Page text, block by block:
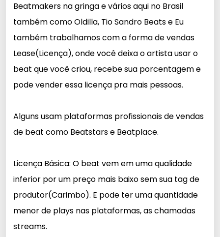
Beatmakers na gringa e vários aqui no Brasil
também como Oldilla, Tio Sandro Beats e Eu
também trabalhamos com a forma de vendas
Lease(Licença), onde você deixa o artista usar o
beat que você criou, recebe sua porcentagem e
pode vender essa licença pra mais pessoas.
Alguns usam plataformas profissionais de vendas
de beat como Beatstars e Beatplace.
Licença Básica: O beat vem em uma qualidade
inferior por um preço mais baixo sem sua tag de
produtor(Carimbo). E pode ter uma quantidade
menor de plays nas plataformas, as chamadas
streams.